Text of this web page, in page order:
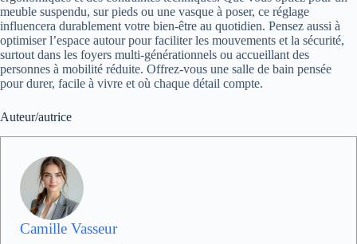
meuble suspendu, sur pieds ou une vasque à poser, ce réglage
influencera durablement votre bien-être au quotidien. Pensez aussi à
optimiser l’espace autour pour faciliter les mouvements et la sécurité,
surtout dans les foyers multi-générationnels ou accueillant des
personnes à mobilité réduite. Offrez-vous une salle de bain pensée
pour durer, facile à vivre et où chaque détail compte.
Auteur/autrice
Camille Vasseur